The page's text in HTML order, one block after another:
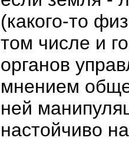
(какого-то
том числе и
органов
мнением
ней
настойчиво